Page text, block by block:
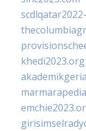
khedi2023.org